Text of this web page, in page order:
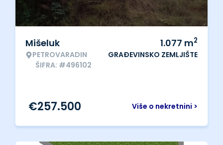
Mišeluk
PETROVARADIN
ŠIFRA: #496102
1.077 m2
GRAĐEVINSKO ZEMLJIŠTE
Više o nekretnini >
€257.500